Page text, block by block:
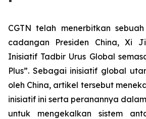
CGTN telah menerbitkan
cadangan Presiden China, Xi
Inisiatif Tadbir Urus Global
Plus”. Sebagai inisiatif global
oleh China, artikel tersebut
inisiatif ini serta peranannya
untuk mengekalkan sistem